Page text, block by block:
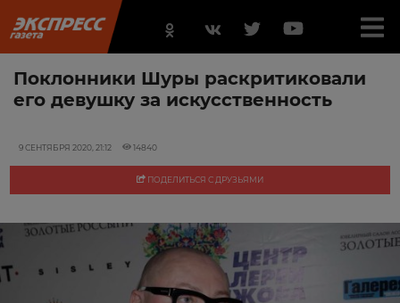
Поклонники Шуры раскритиковали
его девушку за искусственность
9 СЕНТЯБРЯ 2020, 21:12 14840
ПОДЕЛИТЬСЯ С ДРУЗЬЯМИ